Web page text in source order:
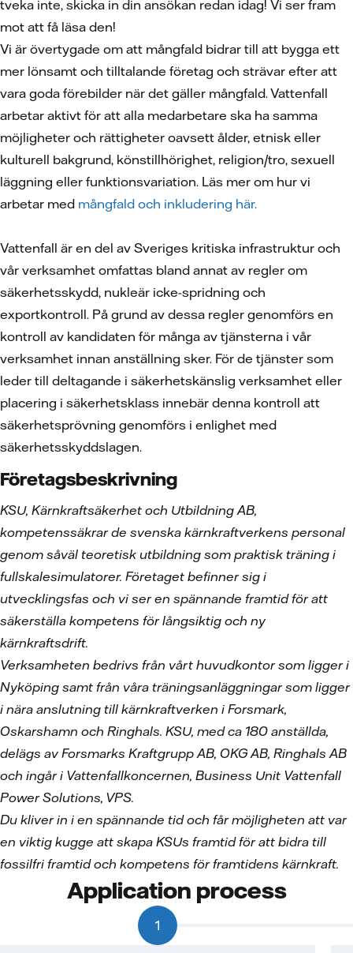
tveka inte, skicka in din ansökan redan idag! Vi ser fram
mot att få läsa den!
Vi är övertygade om att mångfald bidrar till att bygga ett
mer lönsamt och tilltalande företag och strävar efter att
vara goda förebilder när det gäller mångfald. Vattenfall
arbetar aktivt för att alla medarbetare ska ha samma
möjligheter och rättigheter oavsett ålder, etnisk eller
kulturell bakgrund, könstillhörighet, religion/tro, sexuell
läggning eller funktionsvariation. Läs mer om hur vi
arbetar med mångfald och inkludering här.
Vattenfall är en del av Sveriges kritiska infrastruktur och
vår verksamhet omfattas bland annat av regler om
säkerhetsskydd, nukleär icke-spridning och
exportkontroll. På grund av dessa regler genomförs en
kontroll av kandidaten för många av tjänsterna i vår
verksamhet innan anställning sker. För de tjänster som
leder till deltagande i säkerhetskänslig verksamhet eller
placering i säkerhetsklass innebär denna kontroll att
säkerhetsprövning genomförs i enlighet med
säkerhetsskyddslagen.
Företagsbeskrivning
KSU, Kärnkraftsäkerhet och Utbildning AB,
kompetenssäkrar de svenska kärnkraftverkens personal
genom såväl teoretisk utbildning som praktisk träning i
fullskalesimulatorer. Företaget befinner sig i
utvecklingsfas och vi ser en spännande framtid för att
säkerställa kompetens för långsiktig och ny
kärnkraftsdrift.
Verksamheten bedrivs från vårt huvudkontor som ligger i
Nyköping samt från våra träningsanläggningar som ligger
i nära anslutning till kärnkraftverken i Forsmark,
Oskarshamn och Ringhals. KSU, med ca 180 anställda,
delägs av Forsmarks Kraftgrupp AB, OKG AB, Ringhals AB
och ingår i Vattenfallkoncernen, Business Unit Vattenfall
Power Solutions, VPS.
Du kliver in i en spännande tid och får möjligheten att var
en viktig kugge att skapa KSUs framtid för att bidra till
fossilfri framtid och kompetens för framtidens kärnkraft.
Application process
1